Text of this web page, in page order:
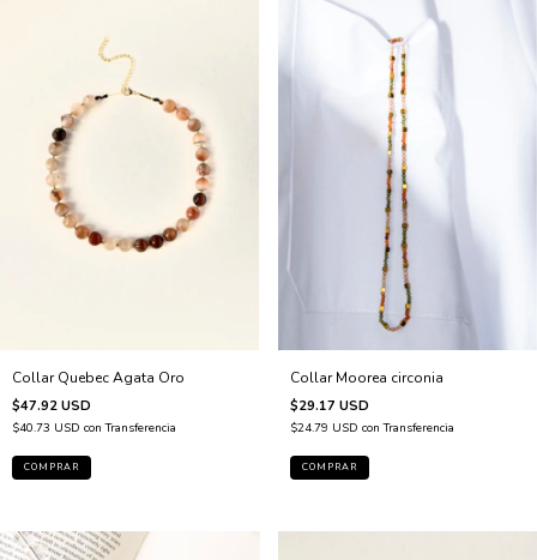
Collar Quebec Agata Oro
$47.92 USD
$40.73 USD con Transferencia
Collar Moorea circonia
$29.17 USD
$24.79 USD con Transferencia